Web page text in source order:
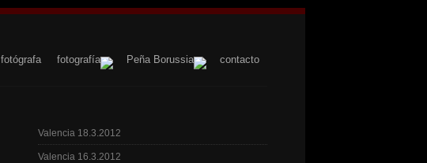
fotógrafa fotografía Peña Borussia contacto
Valencia 18.3.2012
Valencia 16.3.2012